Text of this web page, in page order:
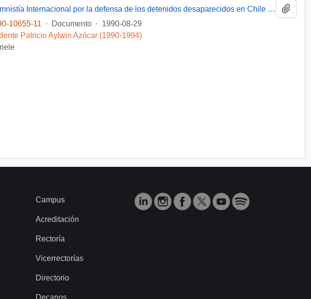
[Miembro de Amnistía Internacional por la defensa de los detenidos desaparecidos en Chile felicita por la creación de la Comisión de de Verdad y Reconciliación]
10655-11
· Documento · 1990-08-29
Patricio Aylwin Azócar (1990-1994)
Campus
Acreditación
Rectoría
Vicerrectorías
Directorio
Decanos